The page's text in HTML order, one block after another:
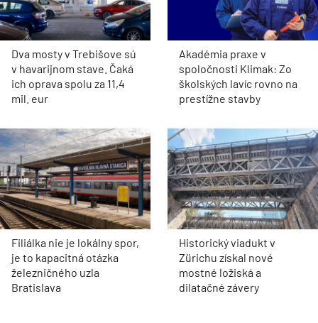
Dva mosty v Trebišove sú
v havarijnom stave. Čaká
ich oprava spolu za 11,4
mil. eur
Akadémia praxe v
spoločnosti Klimak: Zo
školských lavíc rovno na
prestížne stavby
Filiálka nie je lokálny spor,
je to kapacitná otázka
železničného uzla
Bratislava
Historický viadukt v
Zürichu získal nové
mostné ložiská a
dilatačné závery